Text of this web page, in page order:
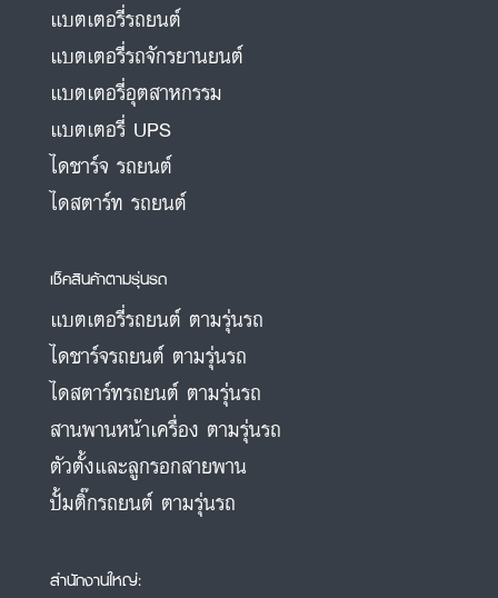
แบตเตอรี่รถยนต์
แบตเตอรี่รถจักรยานยนต์
แบตเตอรี่อุตสาหกรรม
แบตเตอรี่ UPS
ไดชาร์จ รถยนต์
ไดสตาร์ท รถยนต์
เช็คสินค้าตามรุ่นรถ
แบตเตอรี่รถยนต์ ตามรุ่นรถ
ไดชาร์จรถยนต์ ตามรุ่นรถ
ไดสตาร์ทรถยนต์ ตามรุ่นรถ
สานพานหน้าเครื่อง ตามรุ่นรถ
ตัวตั้งและลูกรอกสายพาน
ปั้มติ๊กรถยนต์ ตามรุ่นรถ
สำนักงานใหญ่: